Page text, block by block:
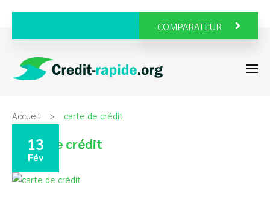
COMPARATEUR
Accueil carte de crédit
carte de crédit
13
Fév